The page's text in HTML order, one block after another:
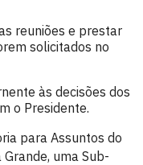
reuniões e prestar
solicitados no
às decisões dos
o Presidente.
para Assuntos do
uma Sub-